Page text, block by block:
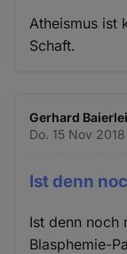
Atheismus ist
Schaft.
Gerhard
Do. 15 Nov
Ist denn
Ist denn noch
Blasphemie-